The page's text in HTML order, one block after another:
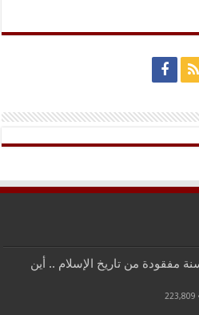
من 183 سنة مفقودة من تاريخ الإسلام .. أين
223,809